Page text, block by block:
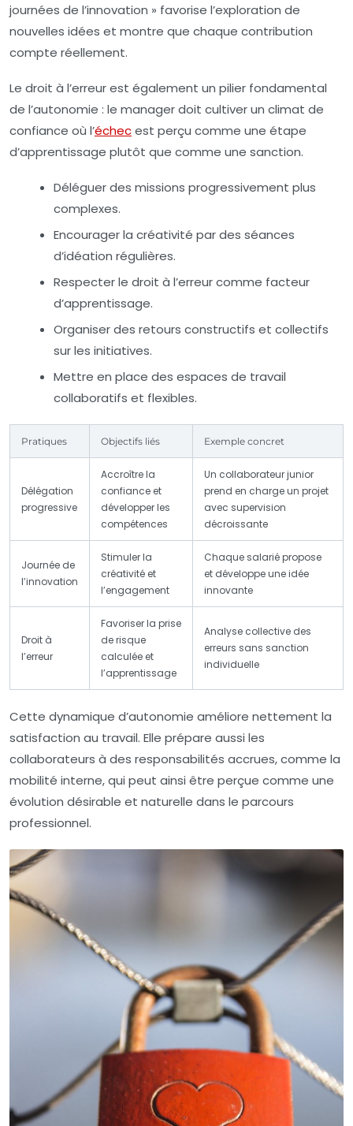
journées de l’innovation » favorise l’exploration de
nouvelles idées et montre que chaque contribution
compte réellement.
Le droit à l’erreur est également un pilier fondamental
de l’autonomie : le manager doit cultiver un climat de
confiance où l’échecest perçu comme une étape
d’apprentissage plutôt que comme une sanction.
Déléguer des missions progressivement plus
complexes.
Encourager la créativité par des séances
d’idéation régulières.
Respecter le droit à l’erreur comme facteur
d’apprentissage.
Organiser des retours constructifs et collectifs
sur les initiatives.
Mettre en place des espaces de travail
collaboratifs et flexibles.
Pratiques Objectifs liés Exemple concret
Délégation
progressive
Accroître la
confiance et
développer les
compétences
Un collaborateur junior
prend en charge un projet
avec supervision
décroissante
Journée de
l’innovation
Stimuler la
créativité et
l’engagement
Chaque salarié propose
et développe une idée
innovante
Droit à
l’erreur
Favoriser la prise
de risque
calculée et
l’apprentissage
Analyse collective des
erreurs sans sanction
individuelle
Cette dynamique d’autonomie améliore nettement la
satisfaction au travail. Elle prépare aussi les
collaborateurs à des responsabilités accrues, comme la
mobilité interne, qui peut ainsi être perçue comme une
évolution désirable et naturelle dans le parcours
professionnel.